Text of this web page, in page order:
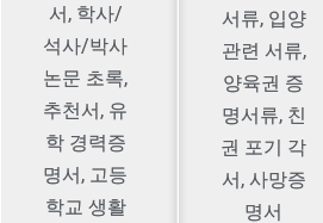
서, 학사/
석사/박사
논문 초록,
추천서, 유
학 경력증
명서, 고등
학교 생활
서류, 입양
관련 서류,
양육권 증
명서류, 친
권 포기 각
서, 사망증
명서